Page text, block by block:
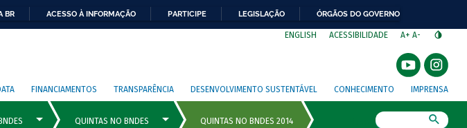
BR ACESSO À INFORMAÇÃO PARTICIPE LEGISLAÇÃO ÓRGÃOS DO GOVERNO
ENGLISH ACESSIBILIDADE A+ A-
FINANCIAMENTOS TRANSPARÊNCIA DESENVOLVIMENTO SUSTENTÁVEL CONHECIMENTO IMPRENSA